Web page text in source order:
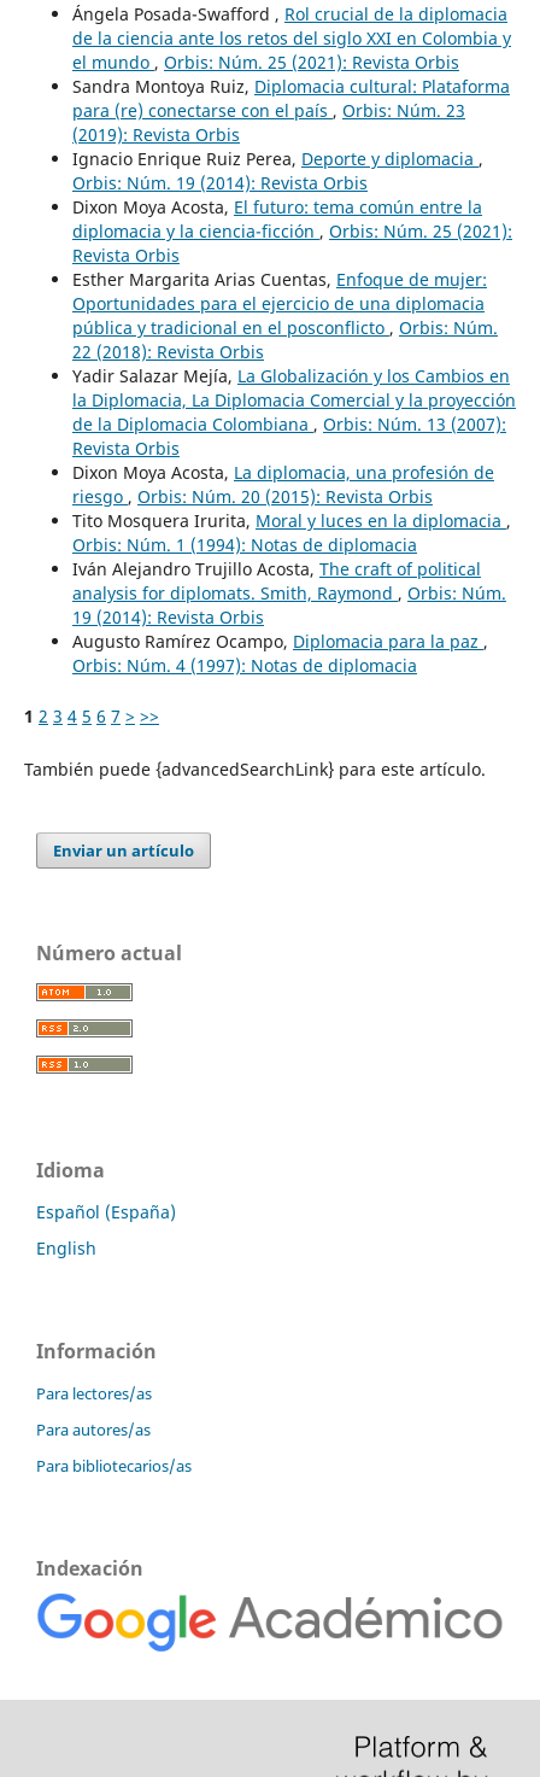
Ángela Posada-Swafford , Rol crucial de la diplomacia
de la ciencia ante los retos del siglo XXI en Colombia y
el mundo , Orbis: Núm. 25 (2021): Revista Orbis
Sandra Montoya Ruiz, Diplomacia cultural: Plataforma
para (re) conectarse con el país , Orbis: Núm. 23
(2019): Revista Orbis
Ignacio Enrique Ruiz Perea, Deporte y diplomacia ,
Orbis: Núm. 19 (2014): Revista Orbis
Dixon Moya Acosta, El futuro: tema común entre la
diplomacia y la ciencia-ficción , Orbis: Núm. 25 (2021):
Revista Orbis
Esther Margarita Arias Cuentas, Enfoque de mujer:
Oportunidades para el ejercicio de una diplomacia
pública y tradicional en el posconflicto , Orbis: Núm.
22 (2018): Revista Orbis
Yadir Salazar Mejía, La Globalización y los Cambios en
la Diplomacia, La Diplomacia Comercial y la proyección
de la Diplomacia Colombiana , Orbis: Núm. 13 (2007):
Revista Orbis
Dixon Moya Acosta, La diplomacia, una profesión de
riesgo , Orbis: Núm. 20 (2015): Revista Orbis
Tito Mosquera Irurita, Moral y luces en la diplomacia ,
Orbis: Núm. 1 (1994): Notas de diplomacia
Iván Alejandro Trujillo Acosta, The craft of political
analysis for diplomats. Smith, Raymond , Orbis: Núm.
19 (2014): Revista Orbis
Augusto Ramírez Ocampo, Diplomacia para la paz ,
Orbis: Núm. 4 (1997): Notas de diplomacia
1 2 3 4 5 6 7 > >>
También puede {advancedSearchLink} para este artículo.
Enviar un artículo
Número actual
Idioma
Español (España)
English
Información
Para lectores/as
Para autores/as
Para bibliotecarios/as
Indexación